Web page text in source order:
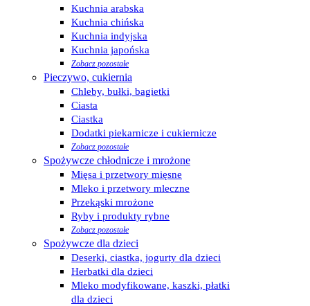
Kuchnia arabska
Kuchnia chińska
Kuchnia indyjska
Kuchnia japońska
Zobacz pozostałe
Pieczywo, cukiernia
Chleby, bułki, bagietki
Ciasta
Ciastka
Dodatki piekarnicze i cukiernicze
Zobacz pozostałe
Spożywcze chłodnicze i mrożone
Mięsa i przetwory mięsne
Mleko i przetwory mleczne
Przekąski mrożone
Ryby i produkty rybne
Zobacz pozostałe
Spożywcze dla dzieci
Deserki, ciastka, jogurty dla dzieci
Herbatki dla dzieci
Mleko modyfikowane, kaszki, płatki
dla dzieci